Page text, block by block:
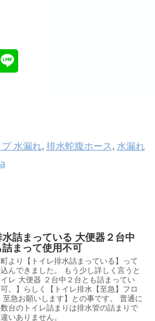
水漏れ, 排水蛇腹ホース , 水漏れ
水詰まっている 大便器２台中
詰まって使用不可
より【トイレ排水詰まっている】って
んできました。 もう少し詳しく言うと
レ 大便器 ２台中２台とも詰まってい
。】らしく【トイレ排水【至急】フロ
至急お願いします】との事です。 普通に
台のトイレ詰まりは排水管の詰まりで
いありません。